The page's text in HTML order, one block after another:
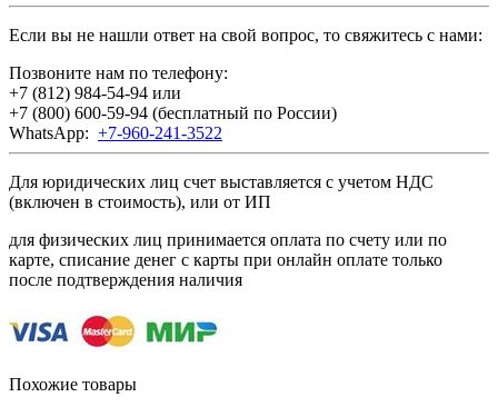
Если вы не нашли ответ на свой вопрос, то свяжитесь с нами:
Позвоните нам по телефону:
+7 (812) 984-54-94 или
+7 (800) 600-59-94 (бесплатный по России)
WhatsApp: +7-960-241-3522
Для юридических лиц счет выставляется с учетом НДС
(включен в стоимость), или от ИП
для физических лиц принимается оплата по счету или по
карте, списание денег с карты при онлайн оплате только
после подтверждения наличия
Похожие товары